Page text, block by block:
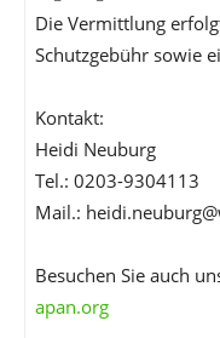
Die Vermittlung
Schutzgebühr sowie
Kontakt:
Heidi Neuburg
Tel.: 0203-9304113
Mail.:
Besuchen Sie auch
apan.org